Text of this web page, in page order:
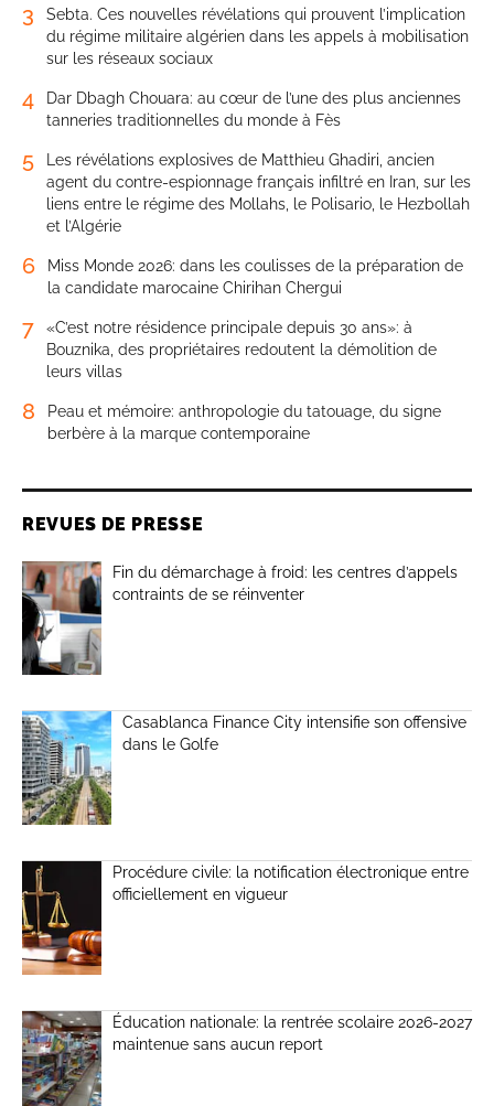
3
Sebta. Ces nouvelles révélations qui prouvent l’implication
du régime militaire algérien dans les appels à mobilisation
sur les réseaux sociaux
4
Dar Dbagh Chouara: au cœur de l’une des plus anciennes
tanneries traditionnelles du monde à Fès
5
Les révélations explosives de Matthieu Ghadiri, ancien
agent du contre-espionnage français infiltré en Iran, sur les
liens entre le régime des Mollahs, le Polisario, le Hezbollah
et l’Algérie
6
Miss Monde 2026: dans les coulisses de la préparation de
la candidate marocaine Chirihan Chergui
7
«C’est notre résidence principale depuis 30 ans»: à
Bouznika, des propriétaires redoutent la démolition de
leurs villas
8
Peau et mémoire: anthropologie du tatouage, du signe
berbère à la marque contemporaine
REVUES DE PRESSE
Fin du démarchage à froid: les centres d’appels
contraints de se réinventer
Casablanca Finance City intensifie son offensive
dans le Golfe
Procédure civile: la notification électronique entre
officiellement en vigueur
Éducation nationale: la rentrée scolaire 2026-2027
maintenue sans aucun report